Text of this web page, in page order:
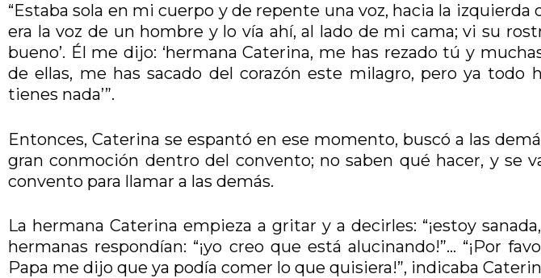
“Estaba sola en mi cuerpo y de repente una voz, hacia la izquierda
era la voz de un hombre y lo vía ahí, al lado de mi cama; vi su
bueno’. Él me dijo: ‘hermana Caterina, me has rezado tú y
de ellas, me has sacado del corazón este milagro, pero ya todo
tienes nada’”.
Entonces, Caterina se espantó en ese momento, buscó a las
gran conmoción dentro del convento; no saben qué hacer, y se
convento para llamar a las demás.
La hermana Caterina empieza a gritar y a decirles: “¡estoy
hermanas respondían: “¡yo creo que está alucinando!”… “¡Por
Papa me dijo que ya podía comer lo que quisiera!”, indicaba